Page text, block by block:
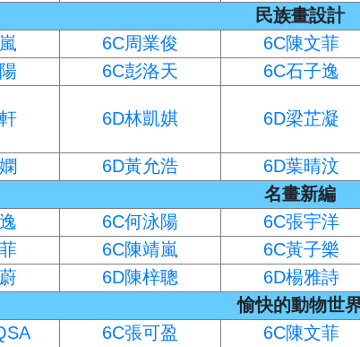
民族畫設計
6C周業俊 6C陳文菲
6C彭洛天 6C石子逸
6D林凱娸 6D梁芷凝
6D黃允浩 6D葉晴汶
名畫新編
6C何泳陽 6C張宇洋
6C陳靖嵐 6C黃子樂
6D陳梓聰 6D楊雅詩
愉快的動物世
6C張可盈 6C陳文菲